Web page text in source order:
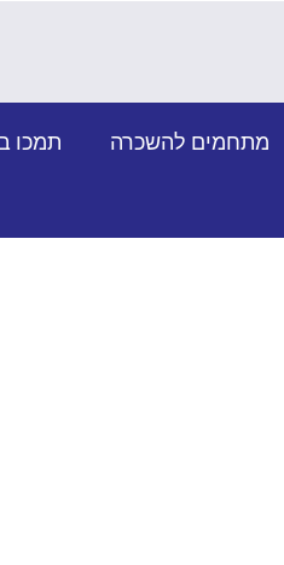
מתחמים להשכרה תמכו